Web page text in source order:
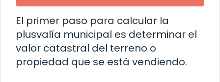
El primer paso para calcular la
plusvalía municipal es determinar el
valor catastral del terreno o
propiedad que se está vendiendo.